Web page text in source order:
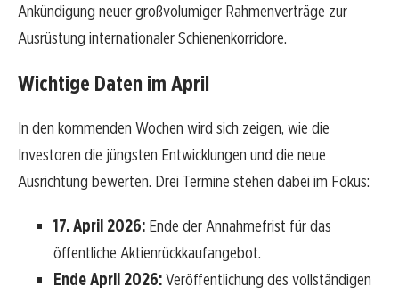
Ankündigung neuer großvolumiger Rahmenverträge zur
Ausrüstung internationaler Schienenkorridore.
Wichtige Daten im April
In den kommenden Wochen wird sich zeigen, wie die
Investoren die jüngsten Entwicklungen und die neue
Ausrichtung bewerten. Drei Termine stehen dabei im Fokus:
17. April 2026: Ende der Annahmefrist für das
öffentliche Aktienrückkaufangebot.
Ende April 2026:Veröffentlichung des vollständigen